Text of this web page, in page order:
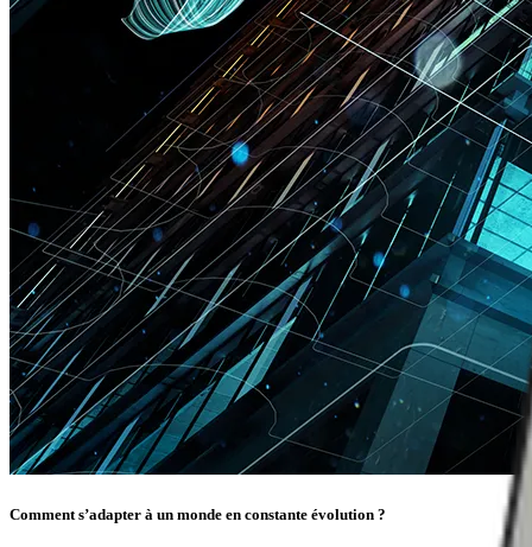
Comment s’adapter à un monde en constante évolution ?